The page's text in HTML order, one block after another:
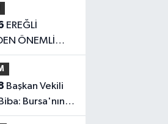
ÖNEMLİ
Bursa'nın
bütüncül